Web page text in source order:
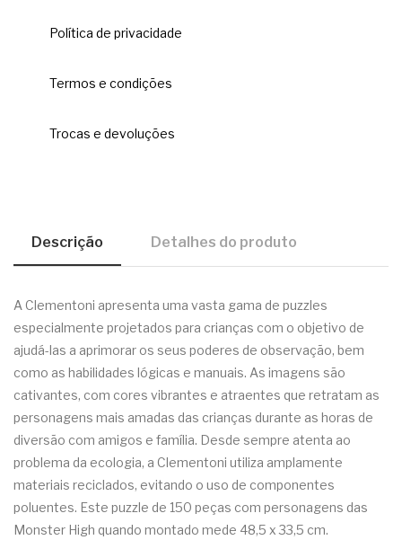
Política de privacidade
Termos e condições
Trocas e devoluções
Descrição Detalhes do produto
A Clementoni apresenta uma vasta gama de puzzles
especialmente projetados para crianças com o objetivo de
ajudá-las a aprimorar os seus poderes de observação, bem
como as habilidades lógicas e manuais. As imagens são
cativantes, com cores vibrantes e atraentes que retratam as
personagens mais amadas das crianças durante as horas de
diversão com amigos e família. Desde sempre atenta ao
problema da ecologia, a Clementoni utiliza amplamente
materiais reciclados, evitando o uso de componentes
poluentes. Este puzzle de 150 peças com personagens das
Monster High quando montado mede 48,5 x 33,5 cm.